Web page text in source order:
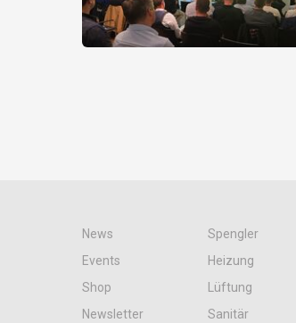
News
Spengler
Events
Heizung
Shop
Lüftung
Newsletter
Sanitär